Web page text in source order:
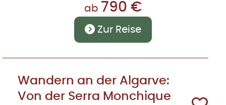
ab 790 €
Zur Reise
Wandern an der Algarve:
Von der Serra Monchique